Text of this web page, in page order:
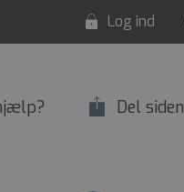
Log ind
Del siden